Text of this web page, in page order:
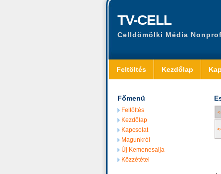
TV-CELL
Celldömölki Média
Feltöltés Kezdőlap
Főmenü
Feltöltés
Kezdőlap
Kapcsolat
Magunkról
Új Kemenesalja
Közzététel